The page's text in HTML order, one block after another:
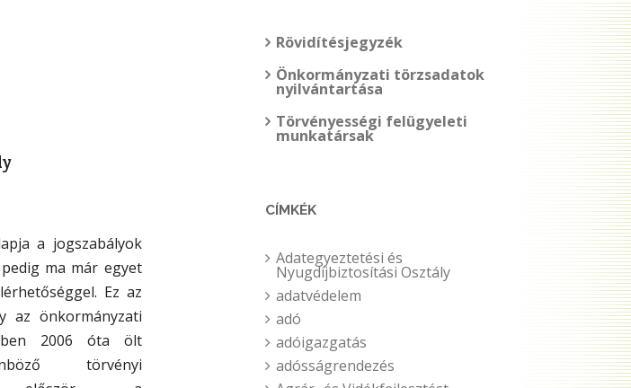
a jogszabályok
ma már egyet
Ez az
az önkormányzati
2006 óta ölt
törvényi
Rövidítésjegyzék
Önkormányzati törzsadatok
nyilvántartása
Törvényességi felügyeleti
munkatársak
CÍMKÉK
Adategyeztetési és
Nyugdíjbiztosítási Osztály
adatvédelem
adó
adóigazgatás
adósságrendezés